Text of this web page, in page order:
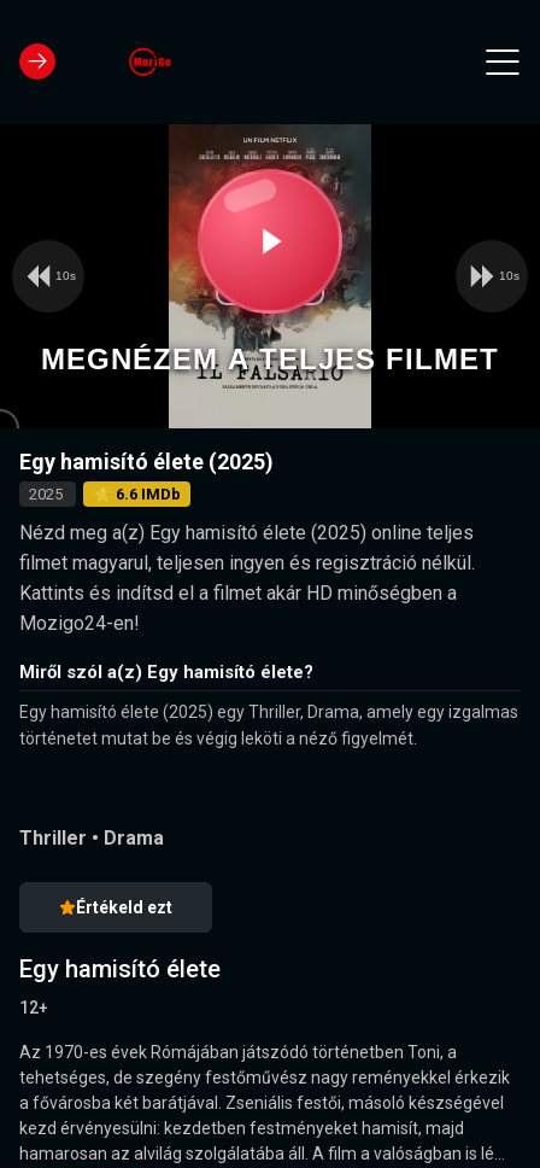
loading.
Play
Video
10s 10s
MEGNÉZEM A TELJES FILMET
Egy hamisító élete (2025)
2025 ⭐ 6.6 IMDb
Nézd meg a(z) Egy hamisító élete (2025) online teljes
filmet magyarul, teljesen ingyen és regisztráció nélkül.
Kattints és indítsd el a filmet akár HD minőségben a
Mozigo24-en!
Miről szól a(z) Egy hamisító élete?
Egy hamisító élete (2025) egy Thriller, Drama, amely egy izgalmas
történetet mutat be és végig leköti a néző figyelmét.
Thriller • Drama
Értékeld ezt
Egy hamisító élete
12+
Az 1970-es évek Rómájában játszódó történetben Toni, a
tehetséges, de szegény festőművész nagy reményekkel érkezik
a fővárosba két barátjával. Zseniális festői, másoló készségével
kezd érvényesülni: kezdetben festményeket hamisít, majd
hamarosan az alvilág szolgálatába áll. A film a valóságban is lé...